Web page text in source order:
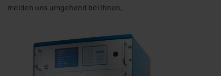
melden uns umgehend bei Ihnen.